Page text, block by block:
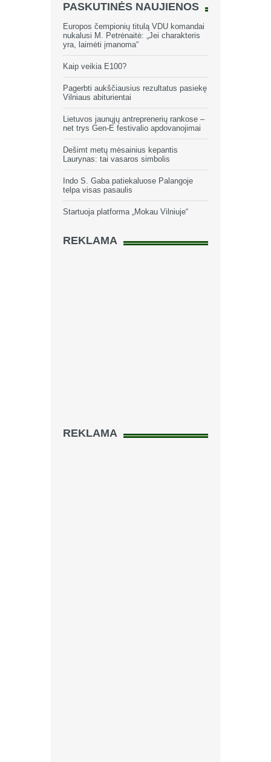
PASKUTINĖS NAUJIENOS
Europos čempionių titulą VDU komandai
nukalusi M. Petrėnaitė: „Jei charakteris
yra, laimėti įmanoma“
Kaip veikia E100?
Pagerbti aukščiausius rezultatus pasiekę
Vilniaus abiturientai
Lietuvos jaunųjų antreprenerių rankose –
net trys Gen-E festivalio apdovanojimai
Dešimt metų mėsainius kepantis
Laurynas: tai vasaros simbolis
Indo S. Gaba patiekaluose Palangoje
telpa visas pasaulis
Startuoja platforma „Mokau Vilniuje“
REKLAMA
REKLAMA